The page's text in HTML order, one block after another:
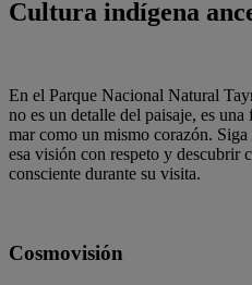
Cultura indígena
En el Parque Nacional Natural
no es un detalle del paisaje, es
mar como un mismo corazón. Siga
esa visión con respeto y descubrir
consciente durante su visita.
Cosmovisión